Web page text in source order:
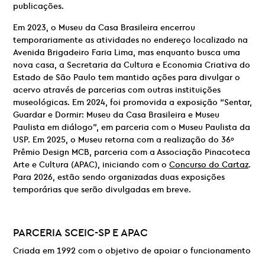
publicações.
Em 2023, o Museu da Casa Brasileira encerrou
temporariamente as atividades no endereço localizado na
Avenida Brigadeiro Faria Lima, mas enquanto busca uma
nova casa, a Secretaria da Cultura e Economia Criativa do
Estado de São Paulo tem mantido ações para divulgar o
acervo através de parcerias com outras instituições
museológicas. Em 2024, foi promovida a exposição “Sentar,
Guardar e Dormir: Museu da Casa Brasileira e Museu
Paulista em diálogo”, em parceria com o Museu Paulista da
USP. Em 2025, o Museu retorna com a realização do 36º
Prêmio Design MCB, parceria com a Associação Pinacoteca
Arte e Cultura (APAC), iniciando com o Concurso do Cartaz.
Para 2026, estão sendo organizadas duas exposições
temporárias que serão divulgadas em breve.
PARCERIASCEIC-SP EAPAC
Criada em 1992 com o objetivo de apoiar o funcionamento